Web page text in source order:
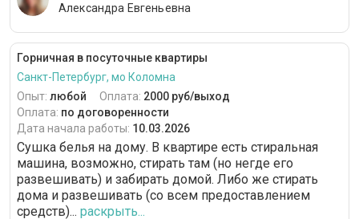
Александра Евгеньевна
Горничная в посуточные квартиры
Санкт-Петербург, мо Коломна
Опыт: любой Оплата: 2000 руб/выход
Оплата: по договоренности
Дата начала работы: 10.03.2026
Сушка белья на дому. В квартире есть стиральная
машина, возможно, стирать там (но негде его
развешивать) и забирать домой. Либо же стирать
дома и развешивать (со всем предоставлением
средств)... раскрыть...